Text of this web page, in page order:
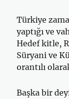
Türkiye
yaptığı ve
Hedef kitle,
Süryani ve
orantılı
Başka bir